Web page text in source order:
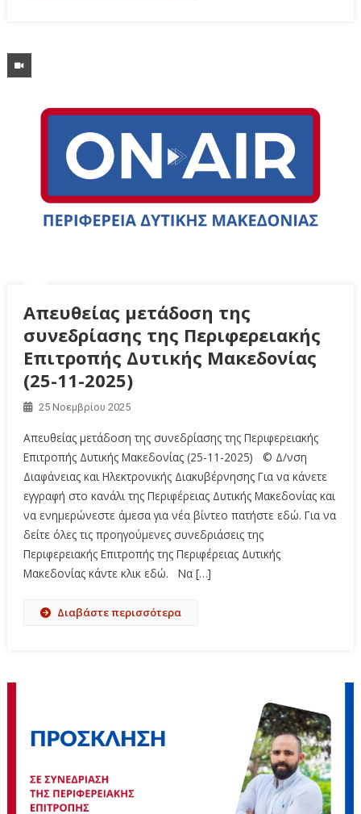
Απευθείας μετάδοση της
συνεδρίασης της Περιφερειακής
Επιτροπής Δυτικής Μακεδονίας
(25-11-2025)
25 Νοεμβρίου 2025
Απευθείας μετάδοση της συνεδρίασης της Περιφερειακής
Επιτροπής Δυτικής Μακεδονίας (25-11-2025) © Δ/νση
Διαφάνειας και Ηλεκτρονικής Διακυβέρνησης Για να κάνετε
εγγραφή στο κανάλι της Περιφέρειας Δυτικής Μακεδονίας και
να ενημερώνεστε άμεσα για νέα βίντεο πατήστε εδώ. Για να
δείτε όλες τις προηγούμενες συνεδριάσεις της
Περιφερειακής Επιτροπής της Περιφέρειας Δυτικής
Μακεδονίας κάντε κλικ εδώ. Να […]
Διαβάστε περισσότερα